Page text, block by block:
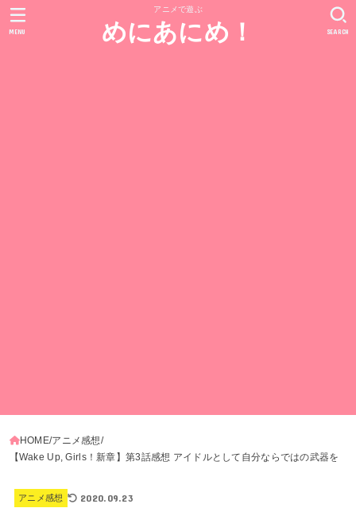
アニメで遊ぶ
めにあにめ！ SEARCH
MENU
HOME アニメ感想
【Wake Up, Girls！新章】第3話感想 アイドルとして自分ならではの武器を
アニメ感想 2020.09.23